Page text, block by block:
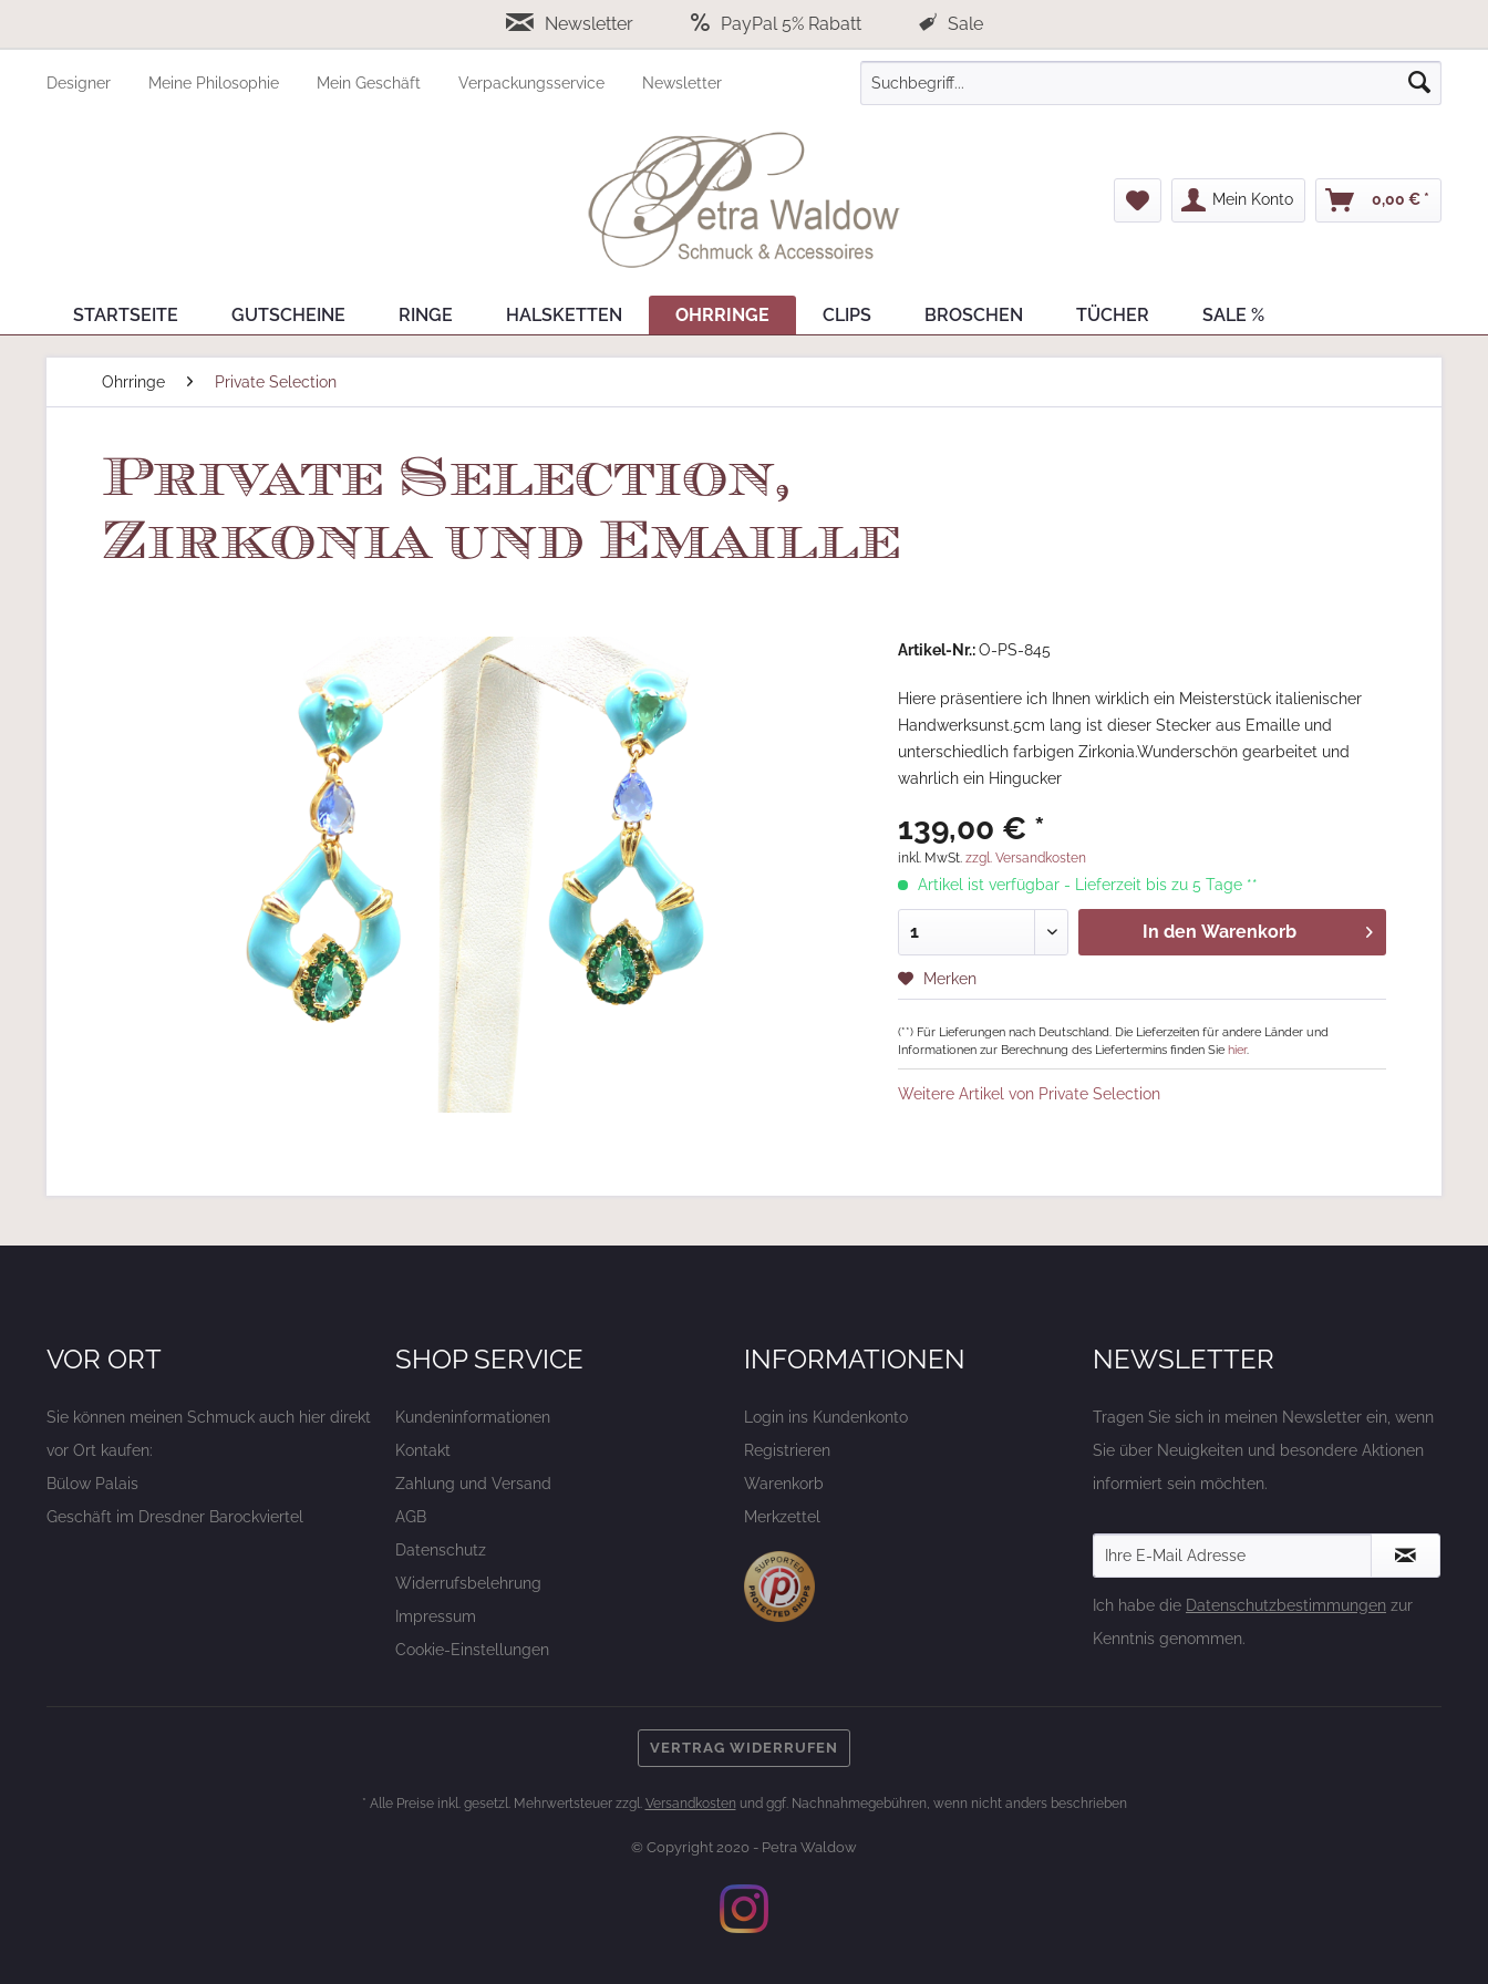
Newsletter PayPal 5% Rabatt Sale
Designer Meine Philosophie Mein Geschäft Verpackungsservice Newsletter
Mein Konto 0,00 € *
STARTSEITE GUTSCHEINE RINGE HALSKETTEN OHRRINGE CLIPS BROSCHEN TÜCHER SALE %
Ohrringe Private Selection
Private Selection,
Zirkonia und Emaille
Artikel-Nr.:O-PS-845
Hiere präsentiere ich Ihnen wirklich ein Meisterstück italienischer
Handwerksunst.5cm lang ist dieser Stecker aus Emaille und
unterschiedlich farbigen Zirkonia.Wunderschön gearbeitet und
wahrlich ein Hingucker
139,00 € *
inkl. MwSt.zzgl. Versandkosten
Artikel ist verfügbar - Lieferzeit bis zu 5 Tage **
In den Warenkorb
Merken
(**) Für Lieferungen nach Deutschland. Die Lieferzeiten für andere Länder und
Informationen zur Berechnung des Liefertermins finden Siehier.
Weitere Artikel von Private Selection
VOR ORT
Sie können meinen Schmuck auch hier direkt
vor Ort kaufen:
Bülow Palais
Geschäft im Dresdner Barockviertel
SHOP SERVICE
Kundeninformationen
Kontakt
Zahlung und Versand
AGB
Datenschutz
Widerrufsbelehrung
Impressum
Cookie-Einstellungen
INFORMATIONEN
Login ins Kundenkonto
Registrieren
Warenkorb
Merkzettel
NEWSLETTER
Tragen Sie sich in meinen Newsletter ein, wenn
Sie über Neuigkeiten und besondere Aktionen
informiert sein möchten.
Ich habe die Datenschutzbestimmungen zur
Kenntnis genommen.
VERTRAG WIDERRUFEN
* Alle Preise inkl. gesetzl. Mehrwertsteuer zzgl. Versandkosten und ggf. Nachnahmegebühren, wenn nicht anders beschrieben
© Copyright 2020 - Petra Waldow